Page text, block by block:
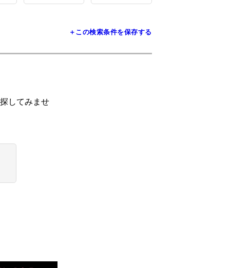
＋この検索条件を保存する
してみませ